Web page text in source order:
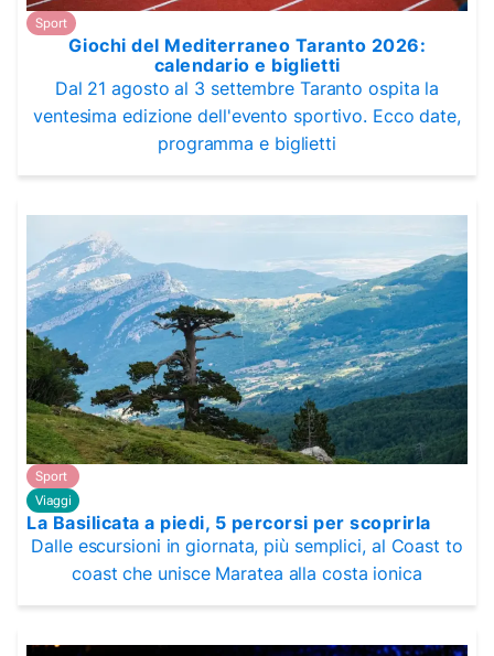
Sport
Giochi del Mediterraneo Taranto 2026:
calendario e biglietti
Dal 21 agosto al 3 settembre Taranto ospita la
ventesima edizione dell'evento sportivo. Ecco date,
programma e biglietti
Sport
Viaggi
La Basilicata a piedi, 5 percorsi per scoprirla
Dalle escursioni in giornata, più semplici, al Coast to
coast che unisce Maratea alla costa ionica